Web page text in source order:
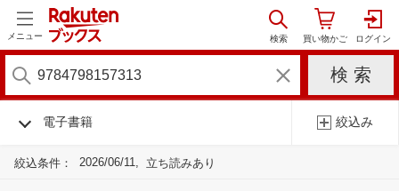
メニュー
電子書籍 絞込み
絞込条件： 2026/06/11 立ち読みあり